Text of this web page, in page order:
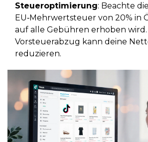
Steueroptimierung: Beachte die
EU‑Mehrwertsteuer von 20% in
auf alle Gebühren erhoben wird.
Vorsteuerabzug kann deine
reduzieren.